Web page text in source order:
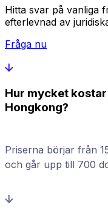
Hitta svar på vanliga
efterlevnad av
Fråga nu
Hur mycket
Hongkong?
Priserna börjar från
och går upp till 700